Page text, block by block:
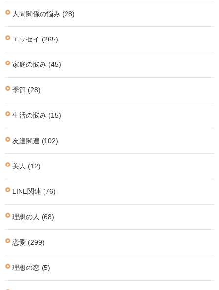
人間関係の悩み (28)
エッセイ (265)
家庭の悩み (45)
季節 (28)
生活の悩み (15)
友達関連 (102)
美人 (12)
LINE関連 (76)
理想の人 (68)
恋愛 (299)
理想の恋 (5)